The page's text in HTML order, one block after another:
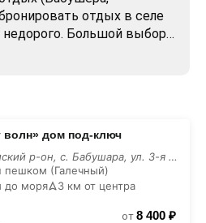
отдых в селе
недорого. Большой выбор
Сравнивайте цены,
волн» дом под-ключ
Сухумский р-он, с. Бабушара, ул. 3-я Бабушарская, 43
пешком (Галечный)
до моря
3 км от центра
от 8 400 ₽